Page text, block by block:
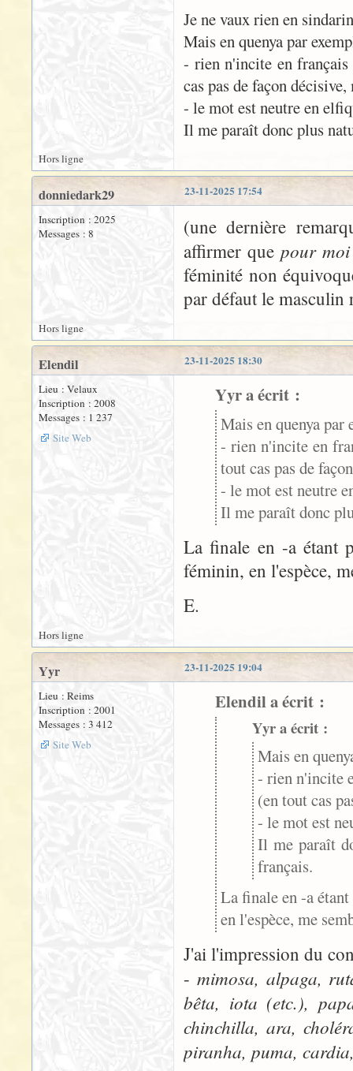
Je ne vaux rien en
Mais en quenya par
- rien n'incite en
cas pas de façon
- le mot est neutre en
Il me paraît donc plus
Hors ligne
23-11-2025 17:54
donniedark29
Inscription : 2025
Messages : 8
(une dernière
affirmer que pour moi
féminité non
par défaut le masculin
Hors ligne
23-11-2025 18:30
Elendil
Lieu : Velaux
Inscription : 2008
Messages : 1 237
Site Web
Yyr a écrit :
Mais en quenya par
- rien n'incite en
tout cas pas de
- le mot est neutre
Il me paraît donc
La finale en -a étant
féminin, en l'espèce,
E.
Hors ligne
23-11-2025 19:04
Yyr
Lieu : Reims
Inscription : 2001
Messages : 3 412
Site Web
Elendil a écrit :
Yyr a écrit :
Mais en
- rien n'incite
(en tout cas
- le mot est
Il me paraît
français.
La finale en -a
en l'espèce, me
J'ai l'impression du
- mimosa, alpaga,
bêta, iota (etc.),
chinchilla, ara,
piranha, puma,